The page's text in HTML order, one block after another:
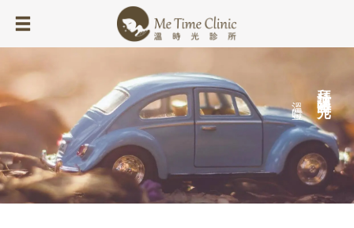
拜 訪 溫 時 光
溫 時 光 診 所